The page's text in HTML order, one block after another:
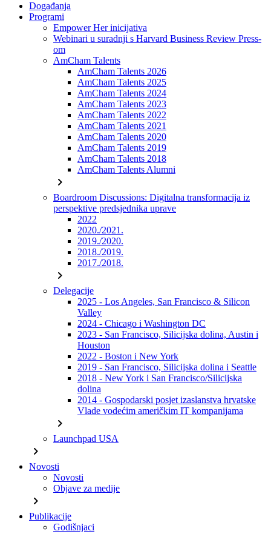
Događanja
Programi
Empower Her inicijativa
Webinari u suradnji s Harvard Business Review Press-
om
AmCham Talents
AmCham Talents 2026
AmCham Talents 2025
AmCham Talents 2024
AmCham Talents 2023
AmCham Talents 2022
AmCham Talents 2021
AmCham Talents 2020
AmCham Talents 2019
AmCham Talents 2018
AmCham Talents Alumni
chevron_right
Boardroom Discussions: Digitalna transformacija iz
perspektive predsjednika uprave
2022
2020./2021.
2019./2020.
2018./2019.
2017./2018.
chevron_right
Delegacije
2025 - Los Angeles, San Francisco & Silicon
Valley
2024 - Chicago i Washington DC
2023 - San Francisco, Silicijska dolina, Austin i
Houston
2022 - Boston i New York
2019 - San Francisco, Silicijska dolina i Seattle
2018 - New York i San Francisco/Silicijska
dolina
2014 - Gospodarski posjet izaslanstva hrvatske
Vlade vodećim američkim IT kompanijama
chevron_right
Launchpad USA
chevron_right
Novosti
Novosti
Objave za medije
chevron_right
Publikacije
Godišnjaci